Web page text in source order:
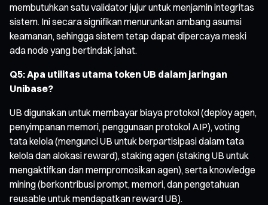
membutuhkan satu validator jujur untuk menjamin integritas
sistem. Ini secara signifikan menurunkan ambang asumsi
keamanan, sehingga sistem tetap dapat dipercaya meski
ada node yang bertindak jahat.
Q5: Apa utilitas utama token UB dalam jaringan
Unibase?
UB digunakan untuk membayar biaya protokol (deploy agen,
penyimpanan memori, penggunaan protokol AIP), voting
tata kelola (mengunci UB untuk berpartisipasi dalam tata
kelola dan alokasi reward), staking agen (staking UB untuk
mengaktifkan dan mempromosikan agen), serta knowledge
mining (berkontribusi prompt, memori, dan pengetahuan
reusable untuk mendapatkan reward UB).